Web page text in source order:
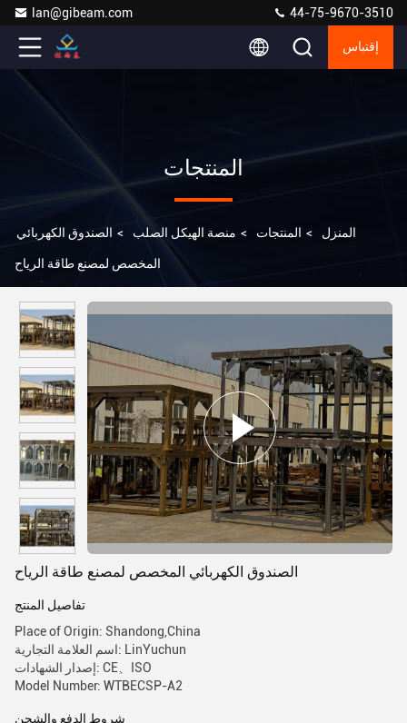
lan@gibeam.com 44-75-9670-3510
إقتباس
المنتجات
المنزل > المنتجات > منصة الهيكل الصلب > الصندوق الكهربائي
المخصص لمصنع طاقة الرياح
الصندوق الكهربائي المخصص لمصنع طاقة الرياح
تفاصيل المنتج
Place of Origin: Shandong,China
اسم العلامة التجارية: LinYuchun
إصدار الشهادات: CE、ISO
Model Number: WTBECSP-A2
شروط الدفع والشحن